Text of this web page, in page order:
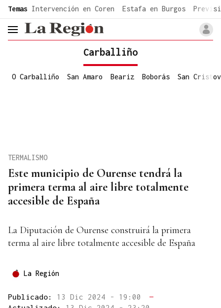
common.go-to-content
Temas Intervención en Coren Estafa en Burgos
header.menu.open
Carballiño
O Carballiño San Amaro Beariz Boborás San
Este municipio de Ourense tendrá la
primera terma al aire libre totalmente
accesible de España
TERMALISMO
La Diputación de Ourense construirá la primera
terma al aire libre totalmente accesible de España
La Región
Publicado: 13 Dic 2024 - 19:00
—